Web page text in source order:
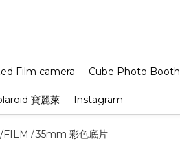
Film camera Cube Photo Booth
寶麗萊 Instagram
FILM /35mm 彩色底片